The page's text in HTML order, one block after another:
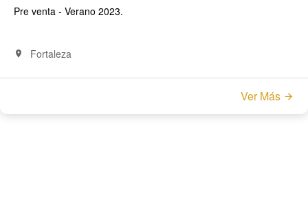
Pre venta - Verano 2023.
Fortaleza
Ver Más